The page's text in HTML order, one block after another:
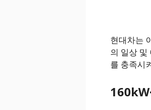
현대차는
의 일상 및
를 충족시